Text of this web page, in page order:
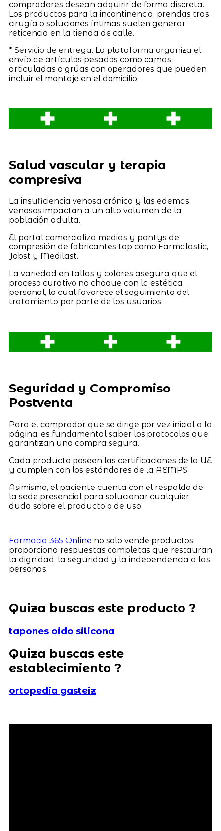
compradores desean adquirir de forma discreta.
Los productos para la incontinencia, prendas tras
cirugía o soluciones íntimas suelen generar
reticencia en la tienda de calle.
* Servicio de entrega: La plataforma organiza el
envío de artículos pesados como camas
articuladas o grúas con operadores que pueden
incluir el montaje en el domicilio.
Salud vascular y terapia
compresiva
La insuficiencia venosa crónica y las edemas
venosos impactan a un alto volumen de la
población adulta.
El portal comercializa medias y pantys de
compresión de fabricantes top como Farmalastic,
Jobst y Medilast.
La variedad en tallas y colores asegura que el
proceso curativo no choque con la estética
personal, lo cual favorece el seguimiento del
tratamiento por parte de los usuarios.
Seguridad y Compromiso
Postventa
Para el comprador que se dirige por vez inicial a la
página, es fundamental saber los protocolos que
garantizan una compra segura.
Cada producto poseen las certificaciones de la UE
y cumplen con los estándares de la AEMPS.
Asimismo, el paciente cuenta con el respaldo de
la sede presencial para solucionar cualquier
duda sobre el producto o de uso.
Farmacia 365 Online no solo vende productos;
proporciona respuestas completas que restauran
la dignidad, la seguridad y la independencia a las
personas.
Quiza buscas este producto ?
tapones oido silicona
Quiza buscas este
establecimiento ?
ortopedia gasteiz